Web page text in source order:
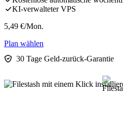
KI-verwalteter VPS
5,49 €/Mon.
Plan wählen
30 Tage Geld-zurück-Garantie